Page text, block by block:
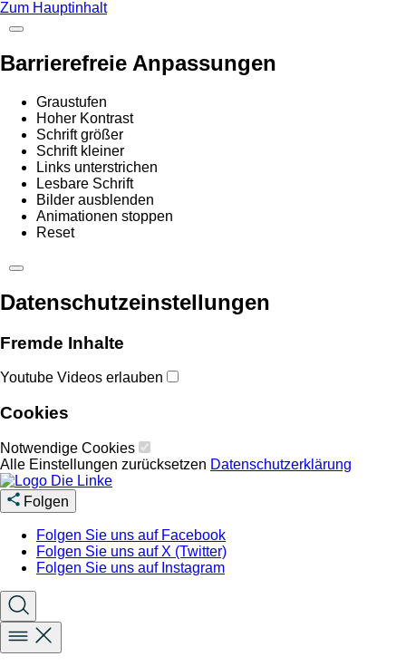
Zum Hauptinhalt
Barrierefreie Anpassungen
Graustufen
Hoher Kontrast
Schrift größer
Schrift kleiner
Links unterstrichen
Lesbare Schrift
Bilder ausblenden
Animationen stoppen
Reset
Datenschutzeinstellungen
Fremde Inhalte
Youtube Videos erlauben
Cookies
Notwendige Cookies
Alle Einstellungen zurücksetzen Datenschutzerklärung
Folgen
Folgen Sie uns auf Facebook
Folgen Sie uns auf X (Twitter)
Folgen Sie uns auf Instagram